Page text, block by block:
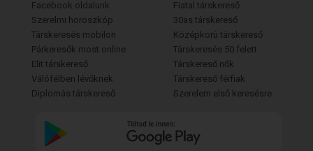
Facebook oldalunk
Szerelmi horoszkóp
Társkeresés mobilon
Párkeresők most online
Elit társkereső
Válófélben lévőknek
Diplomás társkereső
Fiatal társkereső
30as társkereső
Középkorú társkereső
Társkeresés 50 felett
Társkereső nők
Társkereső férfiak
Szerelem első keresésre